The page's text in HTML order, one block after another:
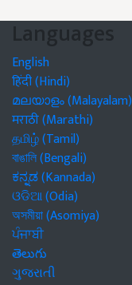
Languages
English
हिंदी (Hindi)
മലയാളം (Malayalam)
मराठी (Marathi)
தமிழ் (Tamil)
বাঙালি (Bengali)
ಕನ್ನಡ (Kannada)
ଓଡିଆ (Odia)
অসমীয়া (Asomiya)
ਪੰਜਾਬੀ
తెలుగు
ગુજરાતી